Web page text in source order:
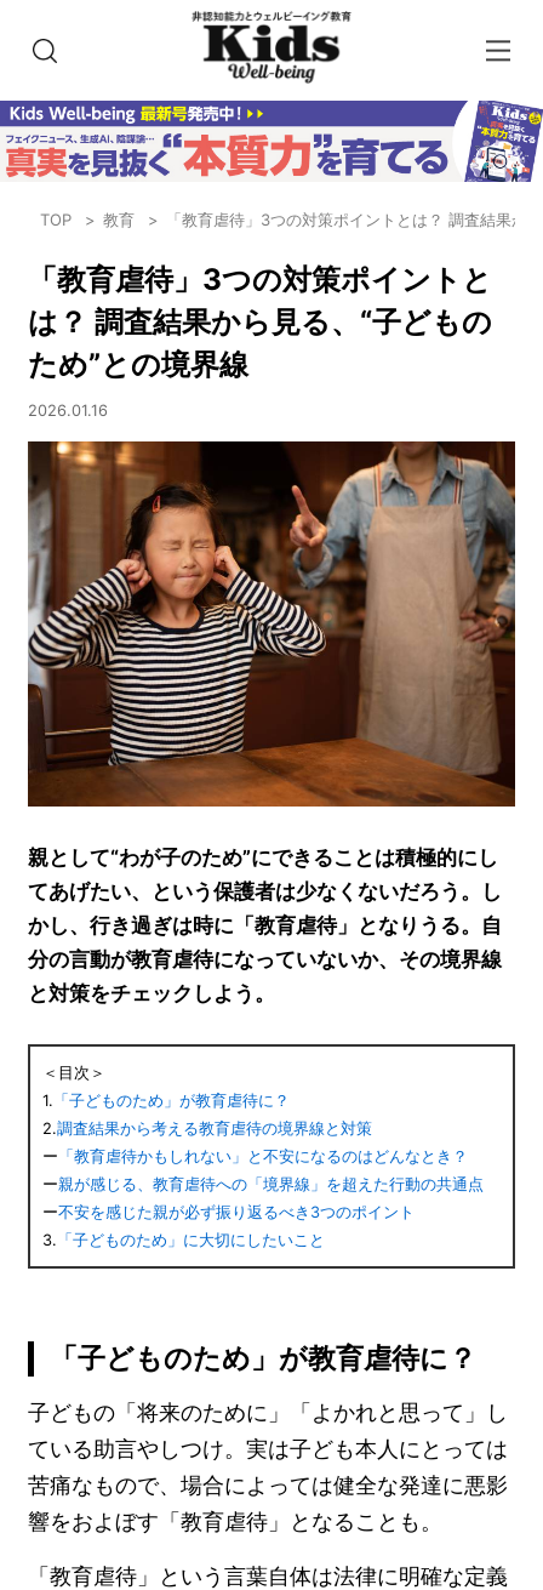
TOP 教育 「教育虐待」3つの対策ポイントとは？ 調査結果か
「教育虐待」3つの対策ポイントと
は？ 調査結果から見る、“子どもの
ため”との境界線
2026.01.16
親として“わが子のため”にできることは積極的にし
てあげたい、という保護者は少なくないだろう。し
かし、行き過ぎは時に「教育虐待」となりうる。自
分の言動が教育虐待になっていないか、その境界線
と対策をチェックしよう。
＜目次＞
1. 「子どものため」が教育虐待に？
2.調査結果から考える教育虐待の境界線と対策
ー 「教育虐待かもしれない」と不安になるのはどんなとき？
ー親が感じる、教育虐待への「境界線」を超えた行動の共通点
ー不安を感じた親が必ず振り返るべき3つのポイント
3. 「子どものため」に大切にしたいこと
「子どものため」が教育虐待に？
子どもの「将来のために」「よかれと思って」し
ている助言やしつけ。実は子ども本人にとっては
苦痛なもので、場合によっては健全な発達に悪影
響をおよぼす「教育虐待」となることも。
「教育虐待」という言葉自体は法律に明確な定義